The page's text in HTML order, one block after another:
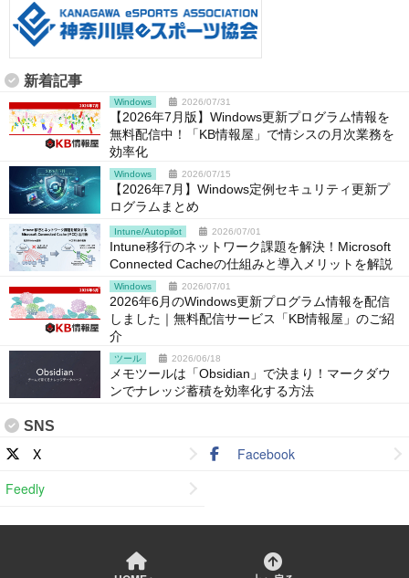
新着記事
Windows 2026/07/31
【2026年7月版】Windows更新プログラム情報を
無料配信中！「KB情報屋」で情シスの月次業務を
効率化
Windows 2026/07/15
【2026年7月】Windows定例セキュリティ更新プ
ログラムまとめ
Intune/Autopilot 2026/07/01
Intune移行のネットワーク課題を解決！Microsoft
Connected Cacheの仕組みと導入メリットを解説
Windows 2026/07/01
2026年6月のWindows更新プログラム情報を配信
しました｜無料配信サービス「KB情報屋」のご紹
介
ツール 2026/06/18
メモツールは「Obsidian」で決まり！マークダウ
ンでナレッジ蓄積を効率化する方法
SNS
X
Facebook
Feedly